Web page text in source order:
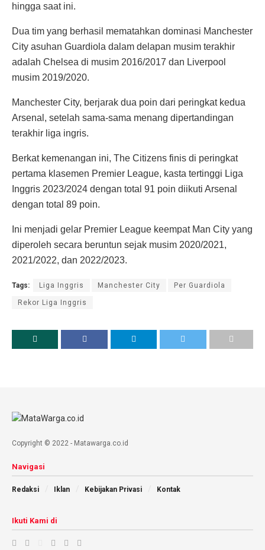
hingga saat ini.
Dua tim yang berhasil mematahkan dominasi Manchester
City asuhan Guardiola dalam delapan musim terakhir
adalah Chelsea di musim 2016/2017 dan Liverpool
musim 2019/2020.
Manchester City, berjarak dua poin dari peringkat kedua
Arsenal, setelah sama-sama menang dipertandingan
terakhir liga ingris.
Berkat kemenangan ini, The Citizens finis di peringkat
pertama klasemen Premier League, kasta tertinggi Liga
Inggris 2023/2024 dengan total 91 poin diikuti Arsenal
dengan total 89 poin.
Ini menjadi gelar Premier League keempat Man City yang
diperoleh secara beruntun sejak musim 2020/2021,
2021/2022, dan 2022/2023.
Tags: Liga Inggris Manchester City Per Guardiola
Rekor Liga Inggris
Copyright © 2022 - Matawarga.co.id
Navigasi
Redaksi Iklan Kebijakan Privasi Kontak
Ikuti Kami di